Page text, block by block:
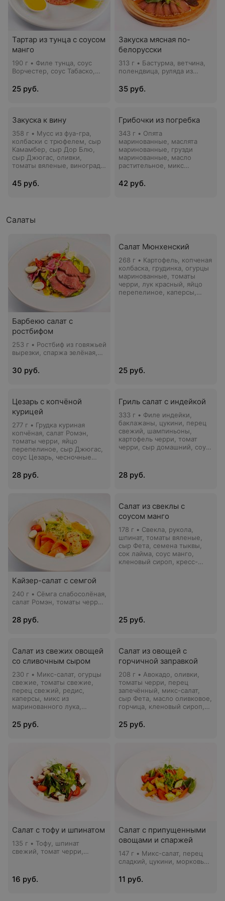
Тартар из тунца с соусом
манго
190 г • Филе тунца, соус
Ворчестер, соус Табаско,
оливковое, рукола, перец
чили, кунжут, лайм, соус
25 руб.
Закуска мясная по-
белорусски
313 г • Бастурма, ветчина,
полендвица, руляда из
сыровяленая, вяленый
окорок, грудинка, томат
красный, маслины, хрен
35 руб.
Закуска к вину
358 г • Мусс из фуа-гра,
колбаски с трюфелем, сыр
Камамбер, сыр Дор Блю,
сыр Джюгас, оливки,
томаты вяленые, виноград,
багет, мармелад
апельсиновый: апельсин,
45 руб.
Грибочки из погребка
343 г • Опята
маринованные, маслята
маринованные, грузди
маринованные, масло
растительное, микс
салат, томат черри
42 руб.
Салаты
Барбекю салат с
ростбифом
253 г • Ростбиф из говяжьей
вырезки, спаржа зелёная,
свежие, перец свежий,
томаты черри, микс-салат,
соус Барбекю, соус Табаско,
тимьян, кресс-салат
30 руб.
Салат Мюнхенский
268 г • Картофель, копченая
колбаска, грудинка, огурцы
маринованные, томаты
черри, лук красный, яйцо
перепелиное, каперсы,
25 руб.
Цезарь с копчёной
курицей
277 г • Грудка куриная
копчёная, салат Ромэн,
томаты черри, яйцо
перепелиное, сыр Джюгас,
соус Цезарь, чесночные
28 руб.
Гриль салат с индейкой
333 г • Филе индейки,
баклажаны, цукини, перец
свежий, шампиньоны,
картофель черри, томат
черри, сыр домашний, соус
28 руб.
Кайзер-салат с семгой
240 г • Сёмга слабосолёная,
салат Ромэн, томаты черри,
Джюгас, соус Цезарь,
чесночные гренки
28 руб.
Салат из свеклы с
соусом манго
178 г • Свекла, рукола,
шпинат, томаты вяленые,
сыр Фета, семена тыквы,
сок лайма, соус манго,
кленовый сироп, кресс-
25 руб.
Салат из свежих овощей
со сливочным сыром
230 г • Микс-салат, огурцы
свежие, томаты свежие,
перец свежий, редис,
каперсы, микс из
маринованного лука,
кунжутный
25 руб.
Салат из овощей с
горчичной заправкой
208 г • Авокадо, оливки,
томаты черри, перец
запечённый, микс-салат,
сыр Фета, масло оливковое,
горчица, кленовый сироп,
25 руб.
Салат с тофу и шпинатом
135 г • Тофу, шпинат
свежий, томат черри,
масло оливковое, уксус
винный, соевый соус,
16 руб.
Салат с припущенными
овощами и спаржей
147 г • Микс-салат, перец
сладкий, цукини, морковь
восточный, Кинза
11 руб.